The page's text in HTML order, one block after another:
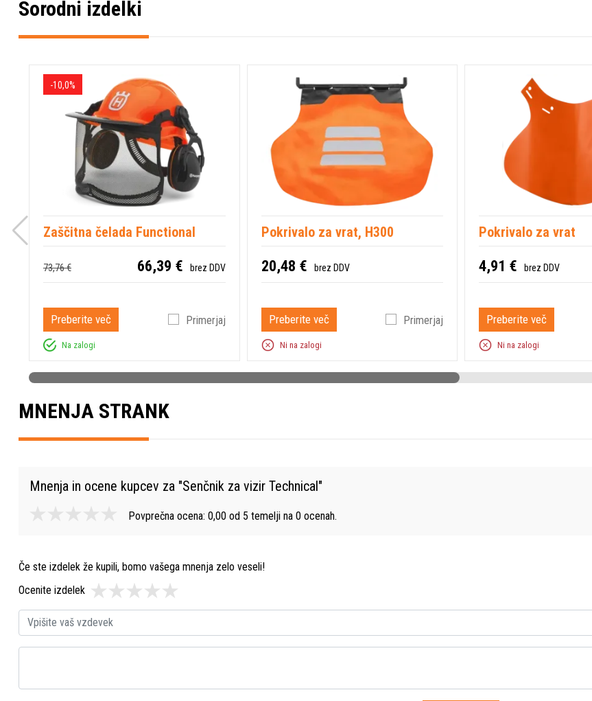
Sorodni izdelki
-10,0%
Zaščitna čelada Functional
73,76 € 66,39 € brez DDV
Preberite več Primerjaj
Na zalogi
Pokrivalo za vrat, H300
20,48 € brez DDV
Preberite več Primerjaj
Ni na zalogi
Pokrivalo za vrat
4,91 € brez DDV
Preberite več
Ni na zalogi
MNENJA STRANK
Mnenja in ocene kupcev za "Senčnik za vizir Technical"
Povprečna ocena: 0,00 od 5 temelji na 0 ocenah.
Če ste izdelek že kupili, bomo vašega mnenja zelo veseli!
Ocenite izdelek